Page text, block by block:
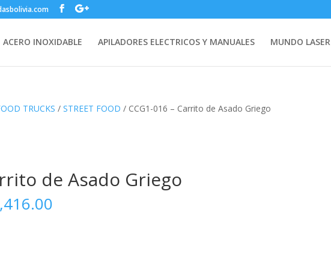
ACERO INOXIDABLE APILADORES ELECTRICOS Y MANUALES MUNDO LASER
TRUCKS /STREET FOOD / CCG1-016 – Carrito de Asado Griego
de Asado Griego